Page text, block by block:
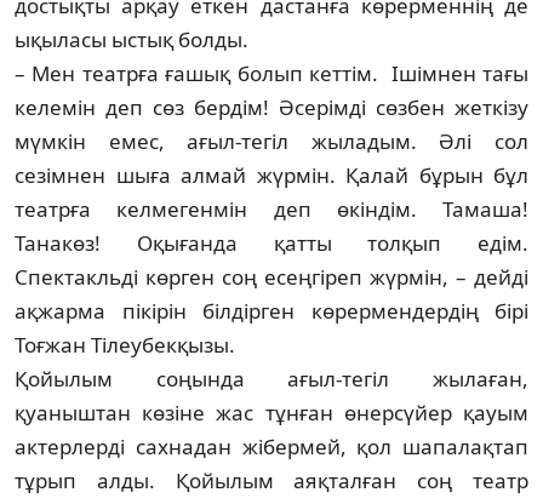
ықыласы ыстық болды.
– Мен театрға ғашық болып кеттім. Ішім­нен тағы
келемін деп сөз бердім! Әсе­рім­ді сөзбен жеткізу
мүмкін емес, ағыл-те­гіл жыладым. Әлі сол
сезімнен шыға алмай жүр­мін. Қалай бұрын бұл
театрға келме­ген­мін деп өкіндім. Тамаша!
Танакөз! Оқы­ғанда қатты толқып едім.
Спектакльді көр­­ген соң есеңгіреп жүрмін, – дейді
ақ­жар­ма пікірін білдірген көрермендердің бірі
Тоғжан Тілеубекқызы.
Қойылым соңында ағыл-тегіл жылаған,
қуаныштан көзіне жас тұнған өнер­сүйер қауым
актерлерді сахнадан жібер­мей, қол шапалақтап
тұрып алды. Қойылым аяқ­талған соң театр